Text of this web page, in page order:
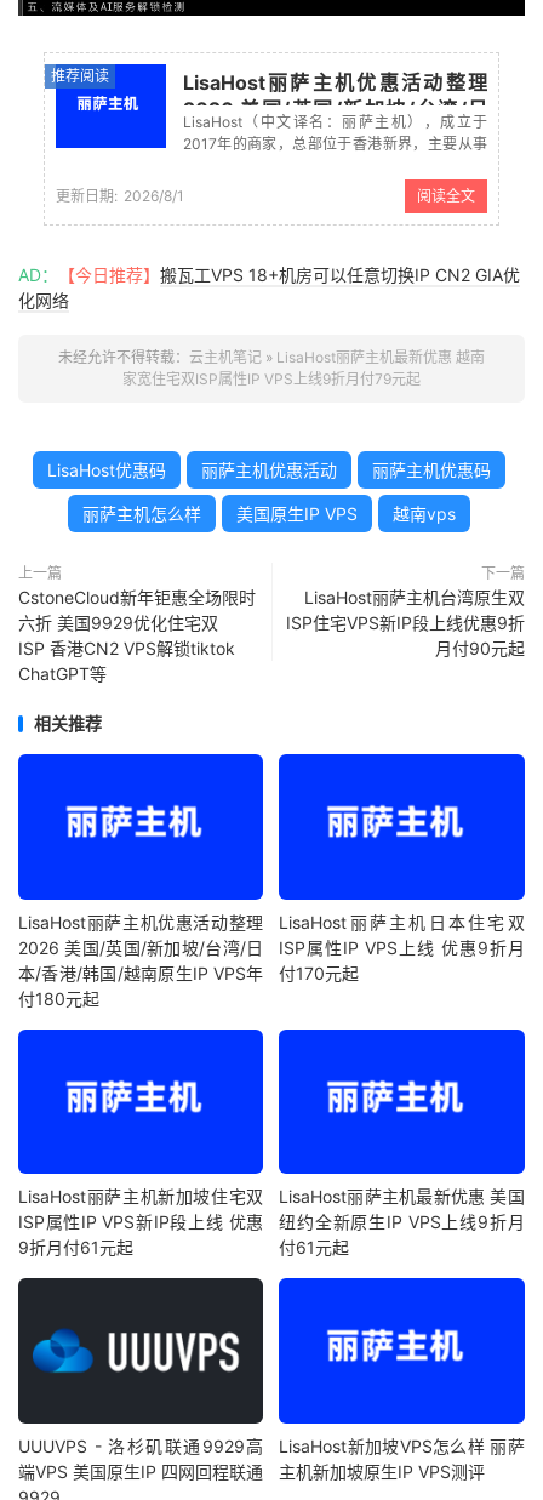
推荐阅读
LisaHost丽萨主机优惠活动整理
2026 美国/英国/新加坡/台湾/日
本/香港/韩国/越南原生IP VPS年付
LisaHost（中文译名：丽萨主机），成立于
2017年的商家，总部位于香港新界，主要从事
售卖业务。其VPS产品基于KVM虚拟架构，数
据中心为美国洛杉矶，采用CN2 GIA线路，三
网回程走CN2，...
更新日期: 2026/8/1 阅读全文
AD： 【今日推荐】 搬瓦工VPS 18+机房可以任意切换IP CN2 GIA优
化网络
未经允许不得转载： 云主机笔记 » LisaHost丽萨主机最新优惠 越南
家宽住宅双ISP属性IP VPS上线9折月付79元起
LisaHost优惠码 丽萨主机优惠活动 丽萨主机优惠码
丽萨主机怎么样 美国原生IP VPS 越南vps
上一篇
CstoneCloud新年钜惠全场限时
六折 美国9929优化住宅双
ISP 香港CN2 VPS解锁tiktok
ChatGPT等
下一篇
LisaHost丽萨主机台湾原生双
ISP住宅VPS新IP段上线优惠9折
月付90元起
相关推荐
LisaHost丽萨主机优惠活动整理
2026 美国/英国/新加坡/台湾/日
本/香港/韩国/越南原生IP VPS年
付180元起
LisaHost丽萨主机日本住宅双
ISP属性IP VPS上线 优惠9折月
付170元起
LisaHost丽萨主机新加坡住宅双
ISP属性IP VPS新IP段上线 优惠
9折月付61元起
LisaHost丽萨主机最新优惠 美国
纽约全新原生IP VPS上线9折月
付61元起
UUUVPS - 洛杉矶联通9929高
端VPS 美国原生IP 四网回程联通
LisaHost新加坡VPS怎么样 丽萨
主机新加坡原生IP VPS测评